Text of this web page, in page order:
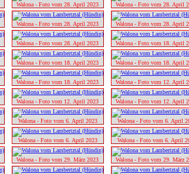
Walona - Foto vom 28. April 2023 Walona - Foto vom 28. April
Walona - Foto vom 28. April 2023 Walona - Foto vom 28. April
Walona - Foto vom 28. April 2023 Walona - Foto vom 18. April
Walona - Foto vom 18. April 2023 Walona - Foto vom 18. April
Walona - Foto vom 18. April 2023 Walona - Foto vom 12. April
Walona - Foto vom 12. April 2023 Walona - Foto vom 12. April
Walona - Foto vom 6. April 2023 Walona - Foto vom 6. April
Walona - Foto vom 6. April 2023 Walona - Foto vom 6. April
Walona - Foto vom 29. März 2023 Walona - Foto vom 29. März